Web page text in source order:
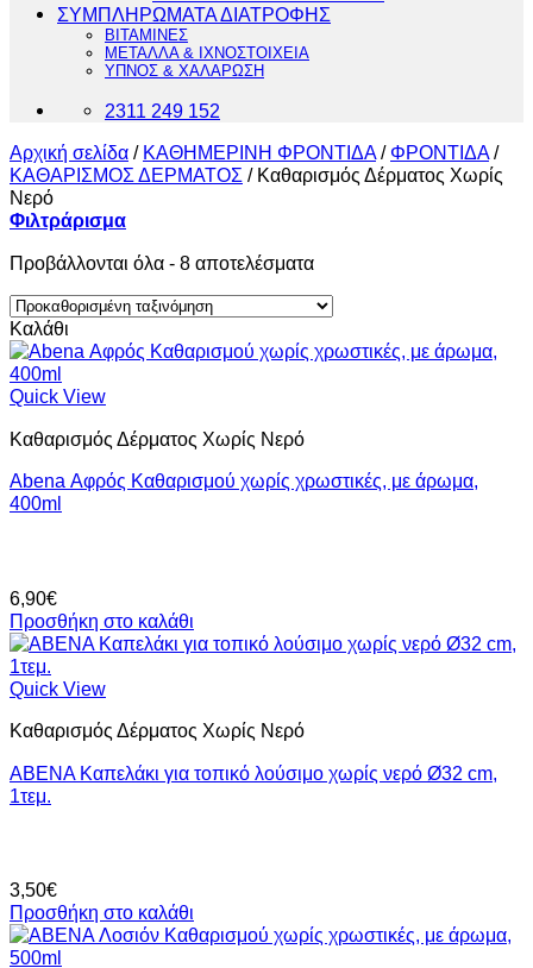
ΣΥΜΠΛΗΡΩΜΑΤΑ ΔΙΑΤΡΟΦΗΣ
ΒΙΤΑΜΙΝΕΣ
ΜΕΤΑΛΛΑ & ΙΧΝΟΣΤΟΙΧΕΙΑ
ΥΠΝΟΣ & ΧΑΛΑΡΩΣΗ
2311 249 152
Αρχική σελίδα / ΚΑΘΗΜΕΡΙΝΗ ΦΡΟΝΤΙΔΑ / ΦΡΟΝΤΙΔΑ /
ΚΑΘΑΡΙΣΜΟΣ ΔΕΡΜΑΤΟΣ /Καθαρισμός Δέρματος Χωρίς
Νερό
Φιλτράρισμα
Προβάλλονται όλα - 8 αποτελέσματα
Καλάθι
Quick View
Καθαρισμός Δέρματος Χωρίς Νερό
Abena Αφρός Kαθαρισμού χωρίς χρωστικές, με άρωμα,
400ml
6,90€
Προσθήκη στο καλάθι
Quick View
Καθαρισμός Δέρματος Χωρίς Νερό
ABENA Καπελάκι για τοπικό λούσιμο χωρίς νερό Ø32 cm,
1τεμ.
3,50€
Προσθήκη στο καλάθι